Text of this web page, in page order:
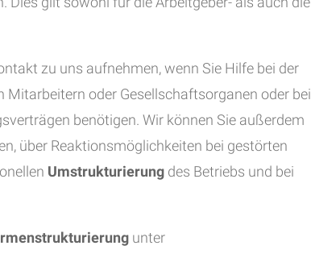
zu uns aufnehmen, wenn Sie Hilfe bei der
Mitarbeitern oder Gesellschaftsorganen oder bei
benötigen. Wir können Sie außerdem
über Reaktionsmöglichkeiten bei gestörten
Umstrukturierung des Betriebs und bei
unter